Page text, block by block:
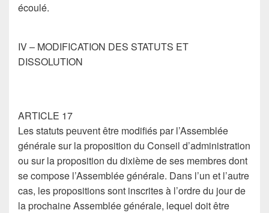
écoulé.
IV – MODIFICATION DES STATUTS ET
DISSOLUTION
ARTICLE 17
Les statuts peuvent être modifiés par l’Assemblée
générale sur la proposition du Conseil d’administration
ou sur la proposition du dixième de ses membres dont
se compose l’Assemblée générale. Dans l’un et l’autre
cas, les propositions sont inscrites à l’ordre du jour de
la prochaine Assemblée générale, lequel doit être